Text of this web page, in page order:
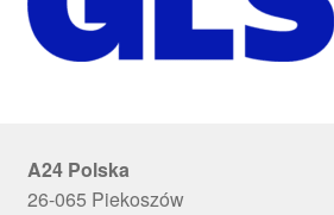
A24 Polska
26-065 Piekoszów